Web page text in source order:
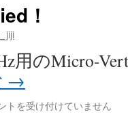
！
用のMicro-
→
トを受け付けていません